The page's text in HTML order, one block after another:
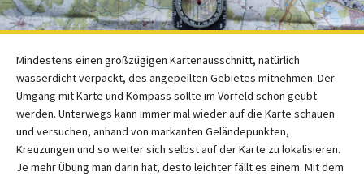
Mindestens einen großzügigen Kartenausschnitt, natürlich
wasserdicht verpackt, des angepeilten Gebietes mitnehmen. Der
Umgang mit Karte und Kompass sollte im Vorfeld schon geübt
werden. Unterwegs kann immer mal wieder auf die Karte schauen
und versuchen, anhand von markanten Geländepunkten,
Kreuzungen und so weiter sich selbst auf der Karte zu lokalisieren.
Je mehr Übung man darin hat, desto leichter fällt es einem. Mit dem